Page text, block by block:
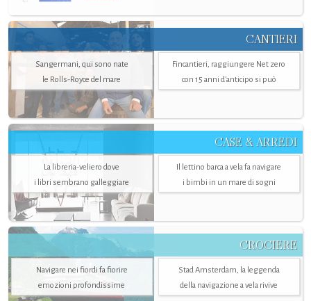
CANTIERI
Sangermani, qui sono nate
le Rolls-Royce del mare
Fincantieri, raggiungere Net zero
con 15 anni d'anticipo si può
CASE & ARREDI
La libreria-veliero dove
i libri sembrano galleggiare
Il lettino barca a vela fa navigare
i bimbi in un mare di sogni
CROCIERE
Navigare nei fiordi fa fiorire
emozioni profondissime
Stad Amsterdam, la leggenda
della navigazione a vela rivive